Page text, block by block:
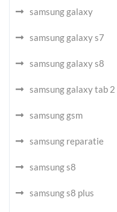
samsung galaxy
samsung galaxy s7
samsung galaxy s8
samsung galaxy tab 2
samsung gsm
samsung reparatie
samsung s8
samsung s8 plus